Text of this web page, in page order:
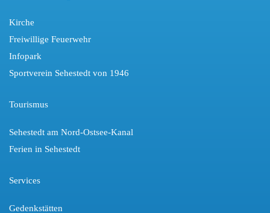
Kirche
Freiwillige Feuerwehr
Infopark
Sportverein Sehestedt von 1946
Tourismus
Sehestedt am Nord-Ostsee-Kanal
Ferien in Sehestedt
Services
Gedenkstätten